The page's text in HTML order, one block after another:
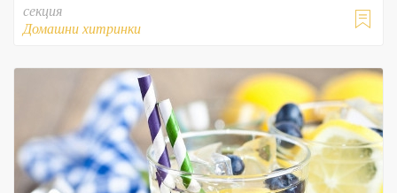

секция
Домашни хитринки